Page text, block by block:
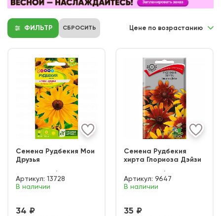
ФИЛЬТР СБРОСИТЬ Цене по возрастанию
Семена Рудбекия Мои
Друзья
Артикул: 13728
В наличии
34 ₽
Семена Рудбекия
хирта Глориоза Дэйзи
Артикул: 9647
В наличии
35 ₽